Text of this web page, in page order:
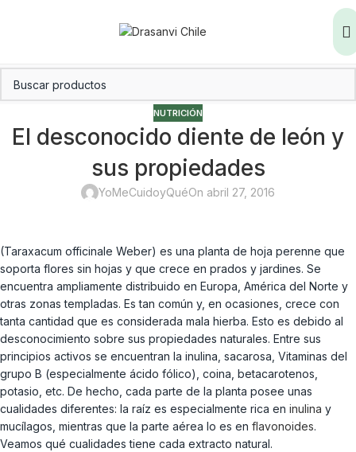
NUTRICIÓN
El desconocido diente de león y
sus propiedades
YoMeCuidoyQuéOn abril 27, 2016
(Taraxacum officinale Weber) es una planta de hoja perenne que
soporta flores sin hojas y que crece en prados y jardines. Se
encuentra ampliamente distribuido en Europa, América del Norte y
otras zonas templadas. Es tan común y, en ocasiones, crece con
tanta cantidad que es considerada mala hierba. Esto es debido al
desconocimiento sobre sus propiedades naturales. Entre sus
principios activos se encuentran la inulina, sacarosa, Vitaminas del
grupo B (especialmente ácido fólico), coina, betacarotenos,
potasio, etc. De hecho, cada parte de la planta posee unas
cualidades diferentes: la raíz es especialmente rica en inulina y
mucílagos, mientras que la parte aérea lo es en flavonoides.
Veamos qué cualidades tiene cada extracto natural.